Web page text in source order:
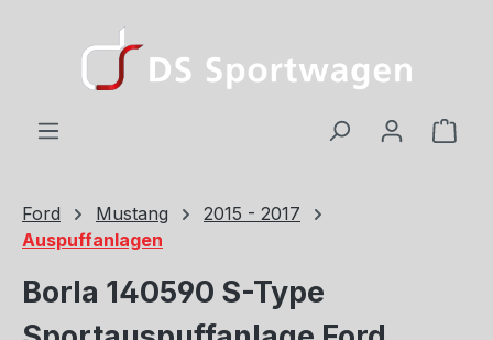
Zum Hauptinhalt springen
Ford Mustang
2015 - 2017
Auspuffanlagen
Borla 140590 S-Type